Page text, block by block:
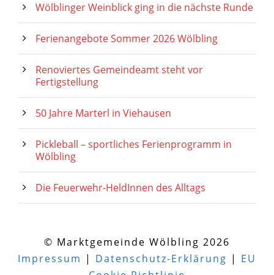
Wölblinger Weinblick ging in die nächste Runde
Ferienangebote Sommer 2026 Wölbling
Renoviertes Gemeindeamt steht vor
Fertigstellung
50 Jahre Marterl in Viehausen
Pickleball – sportliches Ferienprogramm in
Wölbling
Die Feuerwehr-HeldInnen des Alltags
© Marktgemeinde Wölbling 2026
Impressum | Datenschutz-Erklärung | EU